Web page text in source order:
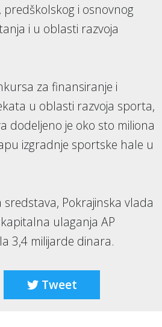
i osnovnog
i u oblasti razvoja
za finansiranje i
u oblasti razvoja sporta,
dodeljeno je oko sto miliona
izgradnje sportske hale u
Pokrajinska vlada
ulaganja AP
3,4 milijarde dinara.
Tweet